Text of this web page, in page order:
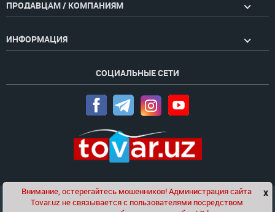
ПРОДАВЦАМ / КОМПАНИЯМ
ИНФОРМАЦИЯ
СОЦИАЛЬНЫЕ СЕТИ
Проект компанииGolden Pages
Чат x
Внимание, остерегайтесь мошенников! Администрация сайта
Tovar.uz не связывается с пользователями посредством